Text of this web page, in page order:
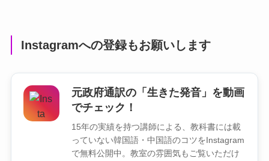
Instagramへの登録もお願いします
元政府通訳の「生きた発音」を動画
でチェック！
15年の実績を持つ講師による、教科書には載
っていない韓国語・中国語のコツをInstagram
で無料公開中。教室の雰囲気もご覧いただけ